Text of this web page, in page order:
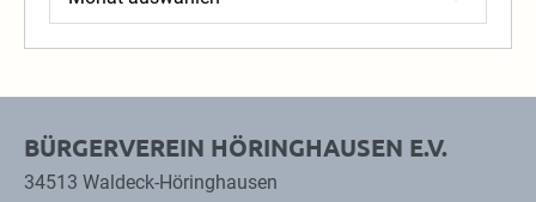
BÜRGERVEREIN HÖRINGHAUSEN E.V.
34513 Waldeck-Höringhausen